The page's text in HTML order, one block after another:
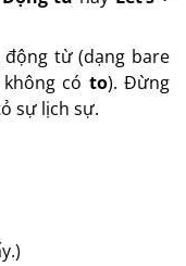
từ (dạng bare
có to). Đừng
sự lịch sự.